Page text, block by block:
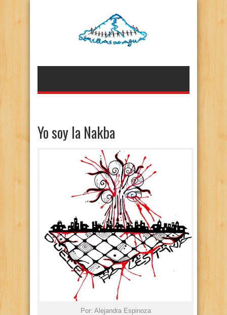
Yo soy la Nakba
Por: Alejandra Espinoza